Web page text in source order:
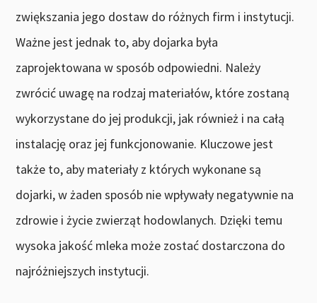
zwiększania jego dostaw do różnych firm i instytucji.
Ważne jest jednak to, aby dojarka była
zaprojektowana w sposób odpowiedni. Należy
zwrócić uwagę na rodzaj materiałów, które zostaną
wykorzystane do jej produkcji, jak również i na całą
instalację oraz jej funkcjonowanie. Kluczowe jest
także to, aby materiały z których wykonane są
dojarki, w żaden sposób nie wpływały negatywnie na
zdrowie i życie zwierząt hodowlanych. Dzięki temu
wysoka jakość mleka może zostać dostarczona do
najróżniejszych instytucji.